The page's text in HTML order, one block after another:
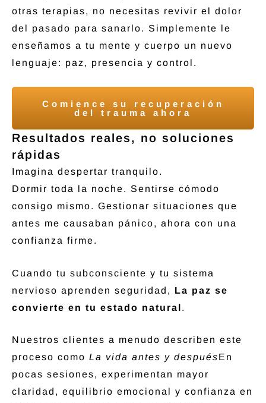
otras terapias, no necesitas revivir el dolor
del pasado para sanarlo. Simplemente le
enseñamos a tu mente y cuerpo un nuevo
lenguaje: paz, presencia y control.
Comience su recuperación
del trauma ahora
Resultados reales, no soluciones
rápidas
Imagina despertar tranquilo.
Dormir toda la noche. Sentirse cómodo
consigo mismo. Gestionar situaciones que
antes me causaban pánico, ahora con una
confianza firme.
Cuando tu subconsciente y tu sistema
nervioso aprenden seguridad, La paz se
convierte en tu estado natural.
Nuestros clientes a menudo describen este
proceso como La vida antes y despuésEn
pocas sesiones, experimentan mayor
claridad, equilibrio emocional y confianza en